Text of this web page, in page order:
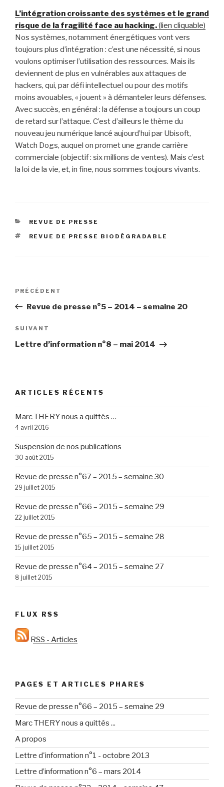
L’intégration croissante des systèmes et le grand
risque de la fragilité face au hacking.(lien cliquable)
Nos systèmes, notamment énergétiques vont vers
toujours plus d’intégration : c’est une nécessité, si nous
voulons optimiser l’utilisation des ressources. Mais ils
deviennent de plus en vulnérables aux attaques de
hackers, qui, par défi intellectuel ou pour des motifs
moins avouables, « jouent » à démanteler leurs défenses.
Avec succès, en général : la défense a toujours un coup
de retard sur l’attaque. C’est d’ailleurs le thème du
nouveau jeu numérique lancé aujourd’hui par Ubisoft,
Watch Dogs, auquel on promet une grande carrière
commerciale (objectif : six millions de ventes). Mais c’est
la loi de la vie, et, in fine, nous sommes toujours vivants.
CATÉGORIES
REVUE DE PRESSE
ÉTIQUETTES
REVUE DE PRESSE BIODÉGRADABLE
Navigation
l’article
Article
précédent
PRÉCÉDENT
Revue de presse n°5 – 2014 – semaine 20
Article
suivant
SUIVANT
Lettre d’information n°8 – mai 2014
ARTICLES RÉCENTS
Marc THERY nous a quittés …
4 avril 2016
Suspension de nos publications
30 août 2015
Revue de presse n°67 – 2015 – semaine 30
29 juillet 2015
Revue de presse n°66 – 2015 – semaine 29
22 juillet 2015
Revue de presse n°65 – 2015 – semaine 28
15 juillet 2015
Revue de presse n°64 – 2015 – semaine 27
8 juillet 2015
FLUX RSS
RSS - Articles
PAGES ET ARTICLES PHARES
Revue de presse n°66 – 2015 – semaine 29
Marc THERY nous a quittés ...
A propos
Lettre d'information n°1 - octobre 2013
Lettre d’information n°6 – mars 2014